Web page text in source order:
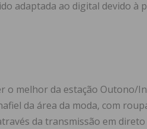
adaptada ao digital devido à
o melhor da estação Outono/
da área da moda, com
da transmissão em